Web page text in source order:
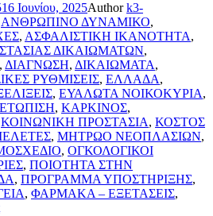
16 Ιουνίου, 2025Authork3-
ΑΝΘΡΩΠΙΝΟ ΔΥΝΑΜΙΚΟ,
, ΑΣΦΑΛΙΣΤΙΚΗ ΙΚΑΝΟΤΗΤΑ,
ΔΙΚΑΙΩΜΑΤΩΝ,
, ΔΙΑΓΝΩΣΗ, ΔΙΚΑΙΩΜΑΤΑ,
ΡΥΘΜΙΣΕΙΣ, ΕΛΛΑΔΑ,
, ΕΥΑΛΩΤΑ ΝΟΙΚΟΚΥΡΙΑ,
, ΚΑΡΚΙΝΟΣ,
ΚΟΙΝΩΝΙΚΗ ΠΡΟΣΤΑΣΙΑ, ΚΟΣΤΟΣ
, ΜΗΤΡΩΟ ΝΕΟΠΛΑΣΙΩΝ,
, ΟΓΚΟΛΟΓΙΚΟΙ
, ΠΟΙΟΤΗΤΑ ΣΤΗΝ
, ΠΡΟΓΡΑΜΜΑ ΥΠΟΣΤΗΡΙΞΗΣ,
, ΦΑΡΜΑΚΑ – ΕΞΕΤΑΣΕΙΣ,